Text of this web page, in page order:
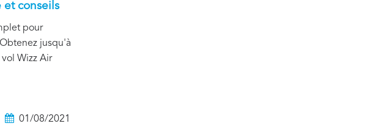
et conseils
pour
jusqu'à
Wizz Air
01/08/2021